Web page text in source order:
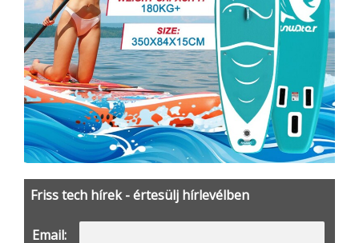
Friss tech hírek - értesülj hírlevélben
Email: